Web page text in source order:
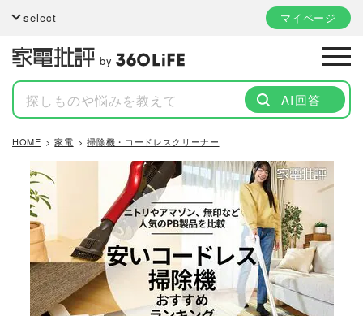
select マイページ
by
AI回答
HOME 家電 掃除機・コードレスクリーナー